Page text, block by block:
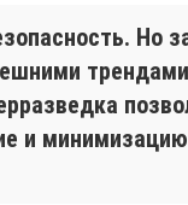
Но
и